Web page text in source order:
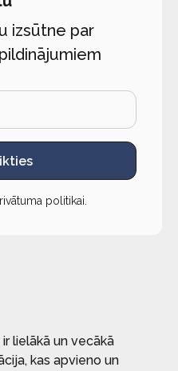
izsūtne par
politikai
lielākā un vecākā
kas apvieno un